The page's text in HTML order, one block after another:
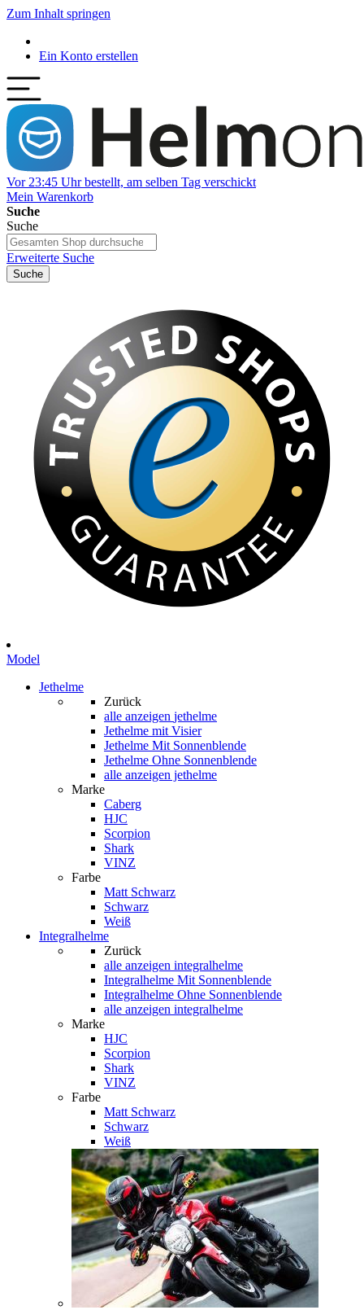
Zum Inhalt springen
Ein Konto erstellen
Vor 23:45 Uhr bestellt, am selben Tag verschickt
Mein Warenkorb
Suche
Suche
Erweiterte Suche
Suche
Model
Jethelme
Zurück
alle anzeigen jethelme
Jethelme mit Visier
Jethelme Mit Sonnenblende
Jethelme Ohne Sonnenblende
alle anzeigen jethelme
Marke
Caberg
HJC
Scorpion
Shark
VINZ
Farbe
Matt Schwarz
Schwarz
Weiß
Integralhelme
Zurück
alle anzeigen integralhelme
Integralhelme Mit Sonnenblende
Integralhelme Ohne Sonnenblende
alle anzeigen integralhelme
Marke
HJC
Scorpion
Shark
VINZ
Farbe
Matt Schwarz
Schwarz
Weiß